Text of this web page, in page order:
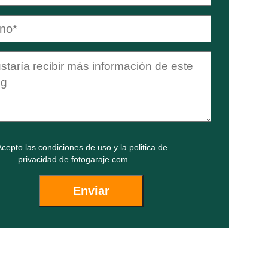
lascondiciones de usoy la politica de
privacidadde fotogaraje.com